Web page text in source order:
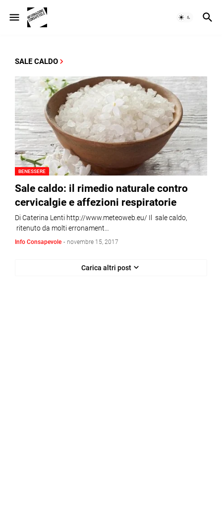
SALE CALDO
BENESSERE
Sale caldo: il rimedio naturale contro
cervicalgie e affezioni respiratorie
Di Caterina Lenti http://www.meteoweb.eu/ Il sale caldo,
ritenuto da molti erronament…
Info Consapevole - novembre 15, 2017
Carica altri post